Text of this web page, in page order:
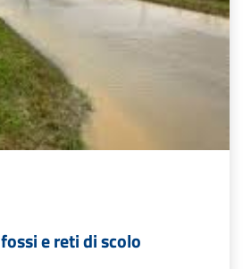
e reti di scolo